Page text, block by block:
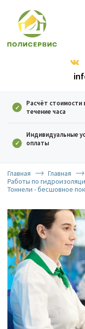
Расчёт стоимости
течение часа
Индивидуальные
оплаты
Главная Главная
Работы по
Тоннели - бесшовное